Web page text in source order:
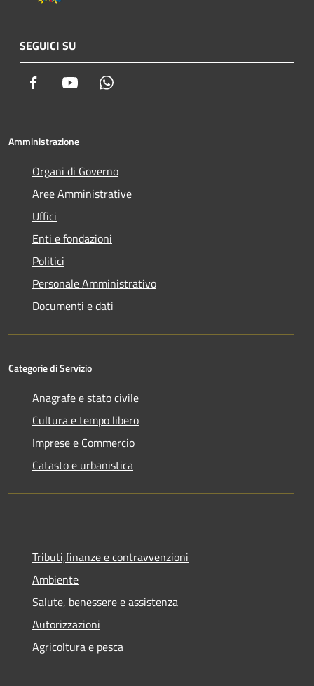
SEGUICI SU
Facebook Youtube
Amministrazione
Organi di Governo
Aree Amministrative
Uffici
Enti e fondazioni
Politici
Personale Amministrativo
Documenti e dati
Categorie di Servizio
Anagrafe e stato civile
Cultura e tempo libero
Imprese e Commercio
Catasto e urbanistica
Tributi,finanze e contravvenzioni
Ambiente
Salute, benessere e assistenza
Autorizzazioni
Agricoltura e pesca